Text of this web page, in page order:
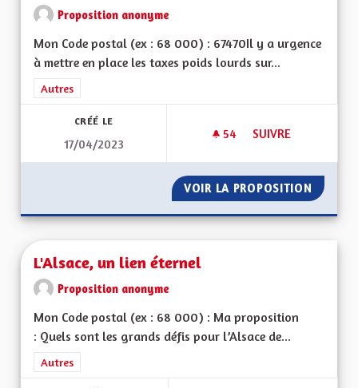
Proposition anonyme
Mon Code postal (ex : 68 000) : 67470Il y a urgence
à mettre en place les taxes poids lourds sur...
Filtrer les résultats de la catégorie : Autres
Autres
CRÉÉ LE
17/04/2023
54 54 ABONNÉS
SUIVRE
VOIR LA PROPOSITION
L'Alsace, un lien éternel
Proposition anonyme
Mon Code postal (ex : 68 000) : Ma proposition
: Quels sont les grands défis pour l’Alsace de...
Filtrer les résultats de la catégorie : Autres
Autres